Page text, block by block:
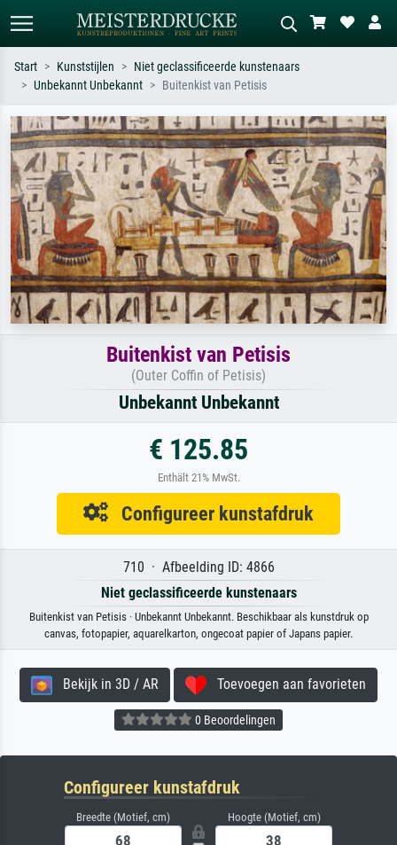
Zoek op kunstenaar, titel of stijl – bijv.
Monet, Sterrennacht, impressionisme,
Hokusai-golf, naakt.
Beschrijf de scène – bijv. groene
weide, abstract met veel rood, donker
olieverfschilderij, staand naakt naast
een boom.
Start Kunststijlen
Niet geclassificeerde kunstenaars
Unbekannt Unbekannt
Buitenkist van Petisis
Buitenkist van Petisis
(Outer Coffin of Petisis)
Unbekannt Unbekannt
€ 125.85
Enthält 21% MwSt.
Configureer kunstafdruk
710 · Afbeelding ID: 4866
Niet geclassificeerde kunstenaars
Buitenkist van Petisis · Unbekannt Unbekannt. Beschikbaar als kunstdruk op
canvas, fotopapier, aquarelkarton, ongecoat papier of Japans papier.
Bekijk in 3D / AR Toevoegen aan favorieten
0 Beoordelingen
Configureer kunstafdruk
Breedte (Motief, cm) Hoogte (Motief, cm)